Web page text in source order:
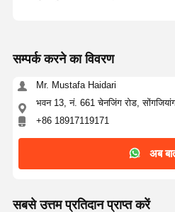
सम्पर्क करने का विवरण
Mr. Mustafa Haidari
भवन 13, नं. 661 चेनजिंग रोड,
+86 18917119171
अब
सबसे उत्तम प्रतिदान प्राप्त करें